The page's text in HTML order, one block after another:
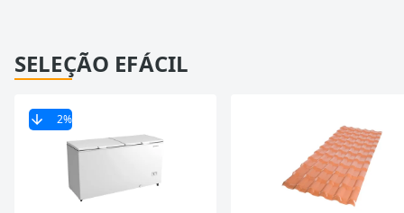
SELEÇÃO EFÁCIL
2%